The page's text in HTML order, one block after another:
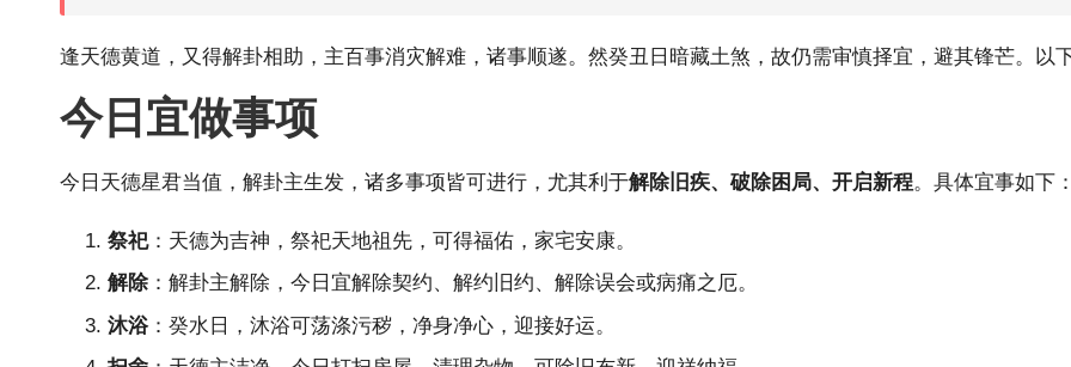
逢天德黄道，又得解卦相助，主百事消灾解难，诸事顺遂。然癸丑日暗藏土煞，故仍需审慎择宜，避其锋芒。以
今日宜做事项
今日天德星君当值，解卦主生发，诸多事项皆可进行，尤其利于解除旧疾、破除困局、开启新程。具体宜事如下
祭祀：天德为吉神，祭祀天地祖先，可得福佑，家宅安康。
解除 ：解卦主解除，今日宜解除契约、解约旧约、解除误会或病痛之厄。
沐浴：癸水日，沐浴可荡涤污秽，净身净心，迎接好运。